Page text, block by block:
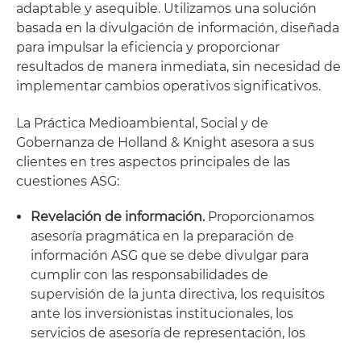
adaptable y asequible. Utilizamos una solución
basada en la divulgación de información, diseñada
para impulsar la eficiencia y proporcionar
resultados de manera inmediata, sin necesidad de
implementar cambios operativos significativos.
La Práctica Medioambiental, Social y de
Gobernanza de Holland & Knight asesora a sus
clientes en tres aspectos principales de las
cuestiones ASG:
Revelación de información.Proporcionamos
asesoría pragmática en la preparación de
información ASG que se debe divulgar para
cumplir con las responsabilidades de
supervisión de la junta directiva, los requisitos
ante los inversionistas institucionales, los
servicios de asesoría de representación, los